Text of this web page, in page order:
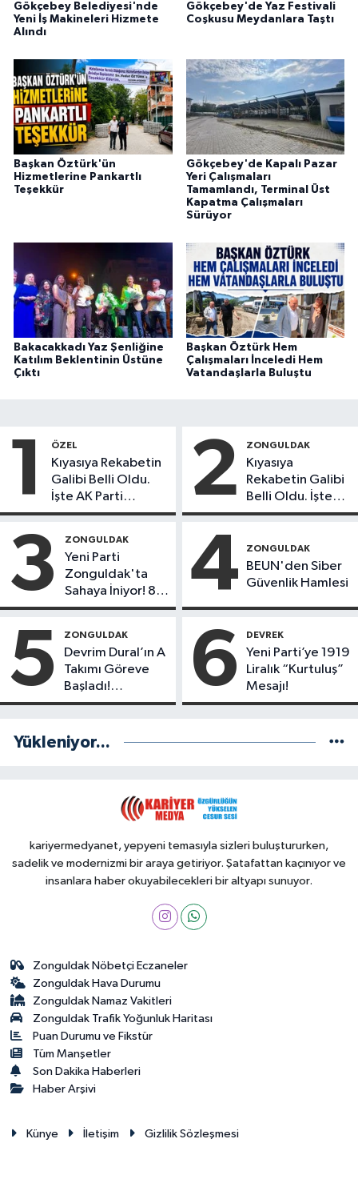
Gökçebey Belediyesi'nde
Yeni İş Makineleri Hizmete
Alındı
Gökçebey'de Yaz Festivali
Coşkusu Meydanlara Taştı
Başkan Öztürk'ün
Hizmetlerine Pankartlı
Teşekkür
Gökçebey'de Kapalı Pazar
Yeri Çalışmaları
Tamamlandı, Terminal Üst
Kapatma Çalışmaları
Sürüyor
Bakacakkadı Yaz Şenliğine
Katılım Beklentinin Üstüne
Çıktı
Başkan Öztürk Hem
Çalışmaları İnceledi Hem
Vatandaşlarla Buluştu
1 ÖZEL
Kıyasıya Rekabetin
Galibi Belli Oldu.
İşte AK Parti
Gençlerinden
Potansiyeline Sahip
İlk 3 İsim!
2 ZONGULDAK
Kıyasıya
Rekabetin Galibi
Belli Oldu. İşte
Liderlik
Sahip İlk 3 Genç
İsim!
3 ZONGULDAK
Yeni Parti
Zonguldak'ta
Sahaya İniyor! 8
İlçede Kurucu
Göreve Başladı
4 ZONGULDAK
BEUN'den Siber
Güvenlik Hamlesi
5 ZONGULDAK
Devrim Dural’ın A
Takımı Göreve
Başladı!
Yönetimde
6 DEVREK
Yeni Parti’ye 1919
Liralık “Kurtuluş”
Mesajı!
Yükleniyor...
kariyermedyanet, yepyeni temasıyla sizleri buluştururken,
sadelik ve modernizmi bir araya getiriyor. Şatafattan kaçınıyor ve
insanlara haber okuyabilecekleri bir altyapı sunuyor.
Zonguldak Nöbetçi Eczaneler
Zonguldak Hava Durumu
Zonguldak Namaz Vakitleri
Zonguldak Trafik Yoğunluk Haritası
Puan Durumu ve Fikstür
Tüm Manşetler
Son Dakika Haberleri
Haber Arşivi
Künye İletişim Gizlilik Sözleşmesi